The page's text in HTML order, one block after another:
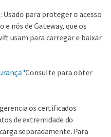
: Usado para proteger o acesso
nós de Gateway, que os
usam para carregar e baixar
Consulte para obter
os certificados
de extremidade do
separadamente. Para